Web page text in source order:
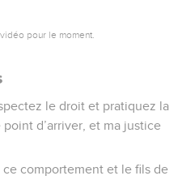
pour le moment.
le droit et pratiquez la
d’arriver, et ma justice
comportement et le fils de